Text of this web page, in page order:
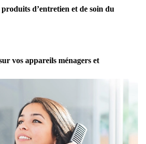
produits d’entretien et de soin du
vos appareils ménagers et